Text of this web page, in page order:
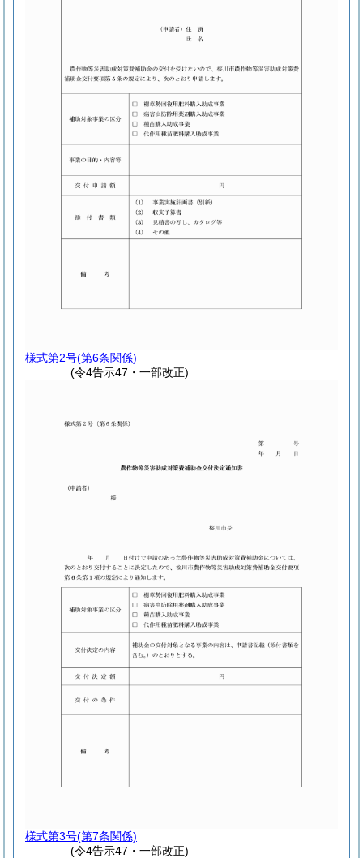
様式第2号(第6条関係)
(令4告示47・一部改正)
様式第3号(第7条関係)
(令4告示47・一部改正)